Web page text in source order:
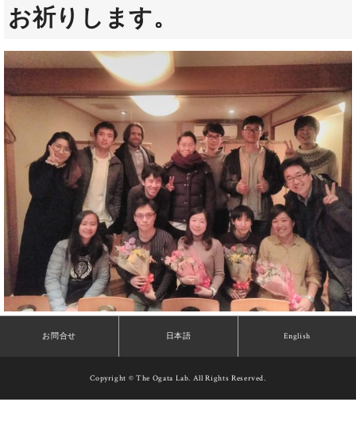
お祈りします。
お問合せ 日本語 English
Copyright © The Ogata Lab. All Rights Reserved.